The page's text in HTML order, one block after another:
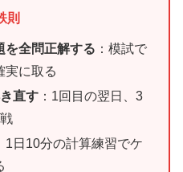
則
を全問正解する ：模試で
実に取る
直す ：1回目の翌日、3
1日10分の計算練習でケ